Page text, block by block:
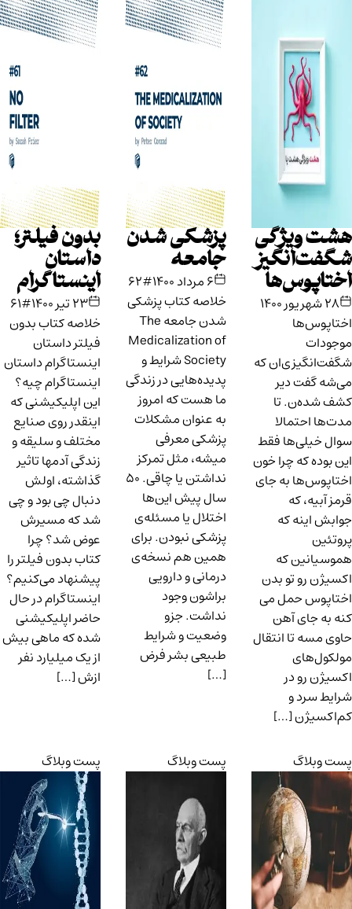
هشت ویژگی
شگفت‌انگیز
اختاپوس‌ها
۲۸ شهریور ۱۴۰۰
اختاپوس‌ها
موجودات
شگفت‌انگیزی‌ان که
می‌شه گفت دیر
کشف شده‌ن. تا
مدت‌ها احتمالا
سوال خیلی‌ها فقط
این بوده که چرا خون
اختاپوس‌ها به جای
قرمز آبیه، که
جوابش اینه که
پروتئین
هموسیانین که
اکسیژن رو تو بدن
اختاپوس حمل می
کنه به جای آهن
حاوی مسه تا انتقال
مولکول‌های
اکسیژن رو در
شرایط سرد و
کم‌اکسیژن […]
پزشکی شدن
جامعه
۶ مرداد ۱۴۰۰
#62
خلاصه کتاب پزشکی
شدن جامعه The
Medicalization of
Society شرایط و
پدیده‌هایی در زندگی
ما هست که امروز
به عنوان مشکلات
پزشکی معرفی
میشه، مثل تمرکز
نداشتن یا چاقی. ۵۰
سال پیش این‌ها
اختلال یا مسئله‌ی
پزشکی نبودن. برای
همین هم نسخه‌ی
درمانی و دارویی
براشون وجود
نداشت. جزو
وضعیت و شرایط
طبیعی بشر فرض
[…]
بدون فیلتر؛
داستان
اینستاگرام
۲۳ تیر ۱۴۰۰
#61
خلاصه کتاب بدون
فیلتر داستان
اینستاگرام داستان
اینستاگرام چیه؟
این اپلیکیشنی که
اینقدر روی صنایع
مختلف و سلیقه و
زندگی آدمها تاثیر
گذاشته، اولش
دنبال چی بود و چی
شد که مسیرش
عوض شد؟ چرا
کتاب بدون فیلتر را
پیشنهاد می‌کنیم؟
اینستاگرام در حال
حاضر اپلیکیشنی
شده که ماهی بیش
از یک میلیارد نفر
ازش […]
پست وبلاگ پست وبلاگ پست وبلاگ